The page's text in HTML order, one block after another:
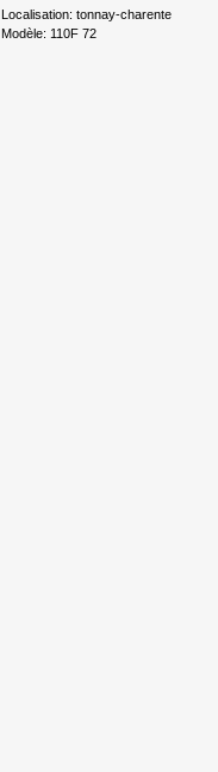
Localisation: tonnay-charente
Modèle: 110F 72